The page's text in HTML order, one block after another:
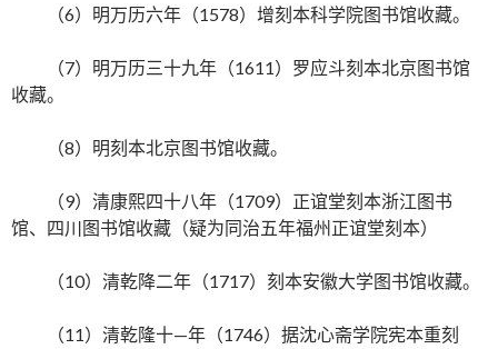
（6）明万历六年（1578）增刻本科学院图书馆收藏。
（7）明万历三十九年（1611）罗应斗刻本北京图书馆
收藏。
（8）明刻本北京图书馆收藏。
（9）清康熙四十八年（1709）正谊堂刻本浙江图书
馆、四川图书馆收藏（疑为同治五年福州正谊堂刻本）
（10）清乾降二年（1717）刻本安徽大学图书馆收藏。
（11）清乾隆十—年（1746）据沈心斋学院宪本重刻